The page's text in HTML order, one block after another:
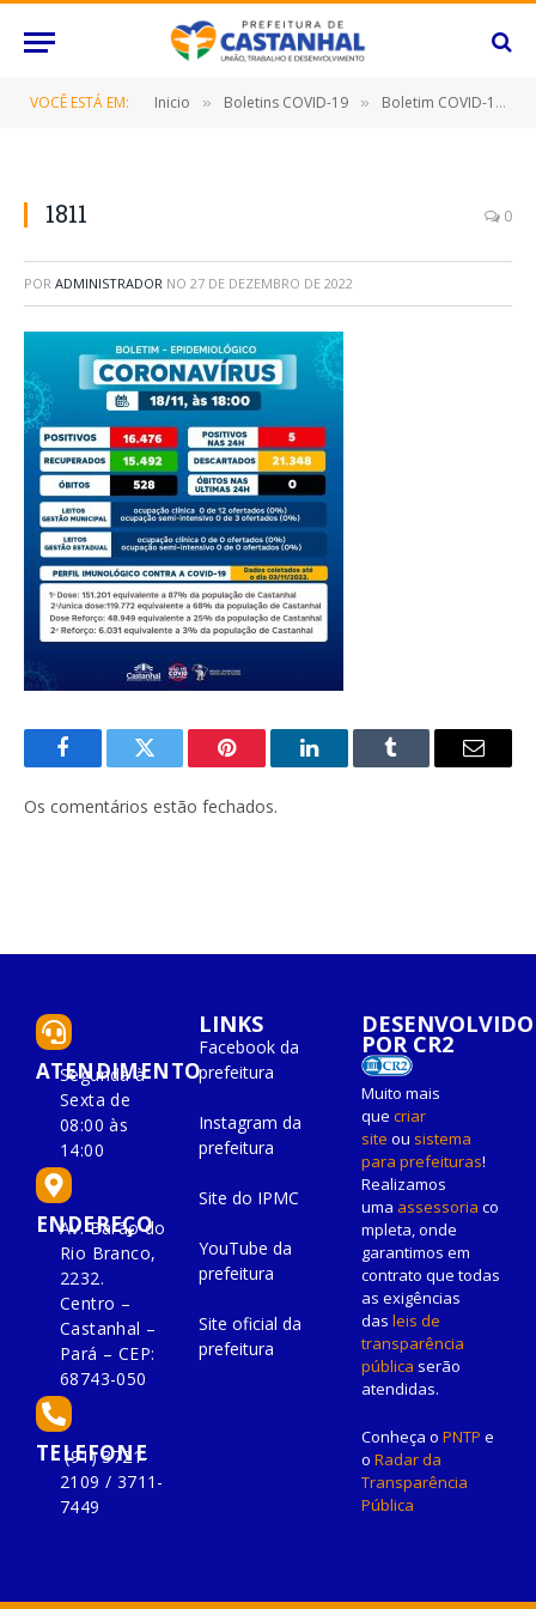
VOCÊ ESTÁ EM: Inicio » Boletins COVID-19 » Boletim COVID-19 (18/11/2022)
1811 0
POR ADMINISTRADOR NO 27 DE DEZEMBRO DE 2022
FacebookTwitter Pinterest O
Tumblr
E-
Os comentários estão fechados.
ATENDIMENTO
Segunda à
Sexta de
08:00 às
14:00
ENDEREÇO
Av. Barão do
Rio Branco,
2232.
Centro –
Castanhal –
Pará – CEP:
68743-050
TELEFONE
(91) 3721-
2109 / 3711-
7449
LINKS
Facebook da
prefeitura
Instagram da
prefeitura
Site do IPMC
YouTube da
prefeitura
Site oficial da
prefeitura
DESENVOLVIDO
POR CR2
Muito mais
que criar
site ou sistema
para prefeituras!
Realizamos
uma assessoria co
mpleta, onde
garantimos em
contrato que todas
as exigências
das leis de
transparência
pública serão
atendidas.
Conheça o PNTP e
o Radar da
Transparência
Pública